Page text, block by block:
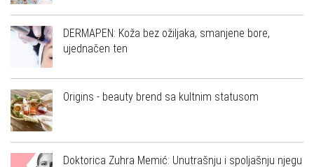
DERMAPEN: Koža bez ožiljaka, smanjene bore,
ujednačen ten
Origins - beauty brend sa kultnim statusom
Doktorica Zuhra Memić: Unutrašnju i spoljašnju njegu